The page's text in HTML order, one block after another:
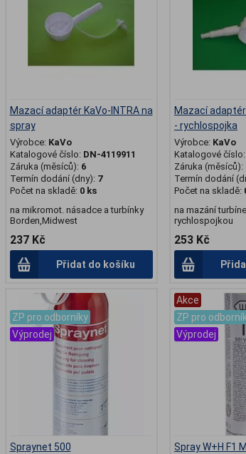
Mazací adaptér KaVo-INTRA na
spray
Výrobce: KaVo
Katalogové číslo: DN-4119911
Záruka (měsíců): 6
Termín dodání (dny): 7
Počet na skladě: 0 ks
na mikromot. násadce a turbínky
Borden,Midwest
237 Kč
Přidat do košíku
Mazací
- rychlospojka
Výrobce: KaVo
Katalogové číslo:
Záruka (měsíců):
Termín dodání
Počet na skladě:
na mazání
rychlospojkou
253 Kč
ZP pro odborníky
Výprodej
Spraynet 500
Akce
ZP pro
Výprodej
Spray W+H F1